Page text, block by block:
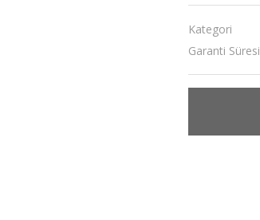
Kategori
Garanti Süresi